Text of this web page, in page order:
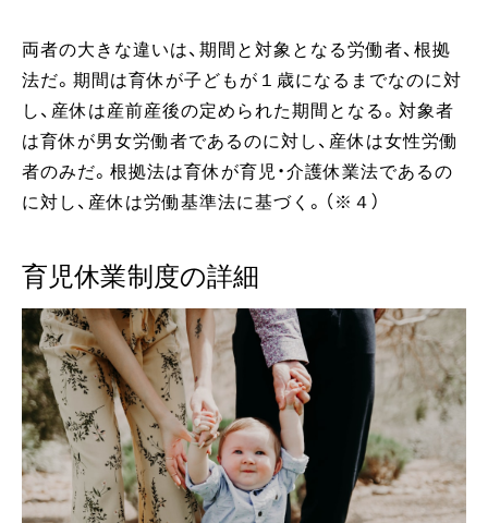
両者の大きな違いは、期間と対象となる労働者、根拠
法だ。期間は育休が子どもが１歳になるまでなのに対
し、産休は産前産後の定められた期間となる。対象者
は育休が男女労働者であるのに対し、産休は女性労働
者のみだ。根拠法は育休が育児・介護休業法であるの
に対し、産休は労働基準法に基づく。（※４）
育児休業制度の詳細